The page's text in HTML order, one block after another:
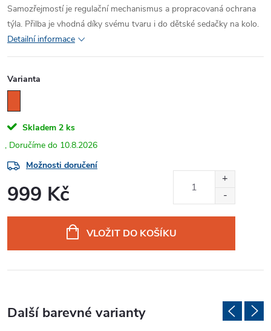
Samozřejmostí je regulační mechanismus a propracovaná ochrana
týla. Přilba je vhodná díky svému tvaru i do dětské sedačky na kolo.
Detailní informace
Varianta
Skladem 2 ks
10.8.2026
Možnosti doručení
999 Kč
VLOŽIT DO KOŠÍKU